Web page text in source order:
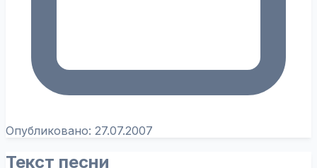
Опубликовано: 27.07.2007
Текст песни